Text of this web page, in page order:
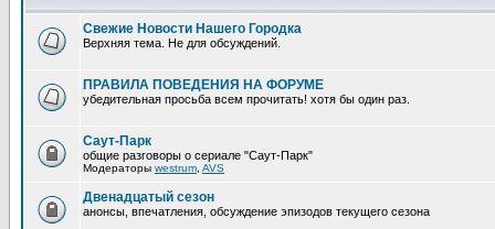
Свежие Новости Нашего Городка
Верхняя тема. Не для обсуждений.
ПРАВИЛА ПОВЕДЕНИЯ НА ФОРУМЕ
убедительная просьба всем прочитать! хотя бы один раз.
Саут-Парк
общие разговоры о сериале "Саут-Парк"
Модераторы westrum AVS
Двенадцатый сезон
анонсы, впечатления, обсуждение эпизодов текущего сезона